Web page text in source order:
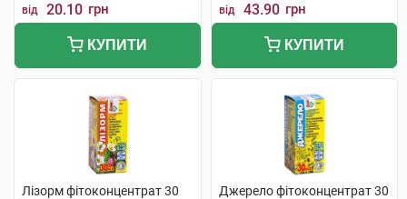
від 20.10 грн
КУПИТИ
від 43.90 грн
КУПИТИ
Лізорм фітоконцентрат 30
Джерело фітоконцентрат 30